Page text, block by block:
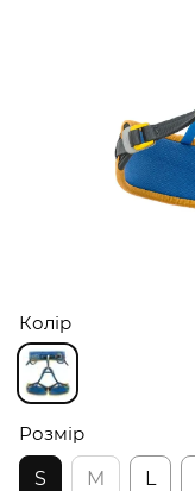
Колір
Розмір
S
M L